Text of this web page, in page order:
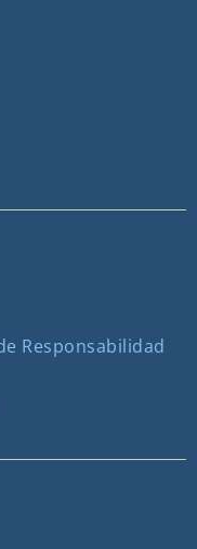
Responsabilidad